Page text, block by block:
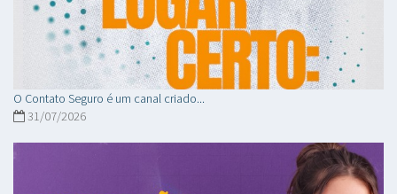
O Contato Seguro é um canal criado...
31/07/2026